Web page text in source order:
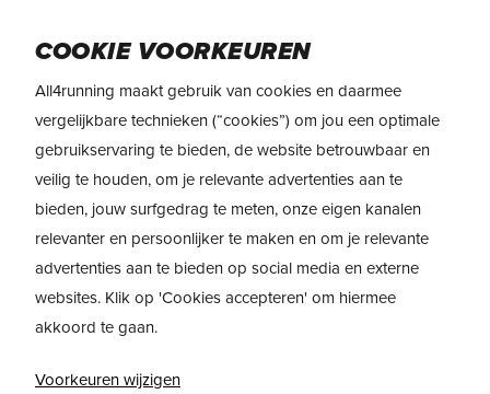
main
content
COOKIE VOORKEUREN
All4running maakt gebruik van cookies en daarmee
vergelijkbare technieken (“cookies”) om jou een optimale
gebruikservaring te bieden, de website betrouwbaar en
veilig te houden, om je relevante advertenties aan te
bieden, jouw surfgedrag te meten, onze eigen kanalen
relevanter en persoonlijker te maken en om je relevante
advertenties aan te bieden op social media en externe
websites. Klik op 'Cookies accepteren' om hiermee
akkoord te gaan.
Voorkeuren wijzigen